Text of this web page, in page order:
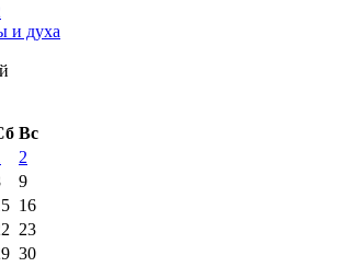
и духа
Вс
2
9
16
23
30